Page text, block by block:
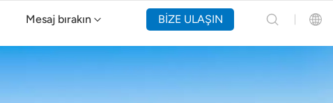
Mesaj bırakın BİZE ULAŞIN